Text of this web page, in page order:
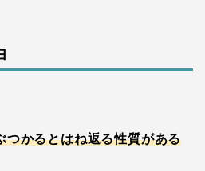
つかるとはね返る性質がある